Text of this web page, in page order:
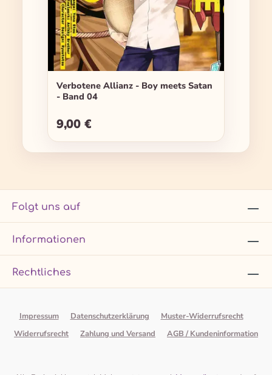
Verbotene Allianz - Boy meets Satan
- Band 04
Regulärer Preis:
9,00 €
Folgt uns auf
Informationen
Rechtliches
Impressum Datenschutzerklärung
Muster-Widerrufsrecht
Widerrufsrecht
Zahlung und Versand AGB / Kundeninformation